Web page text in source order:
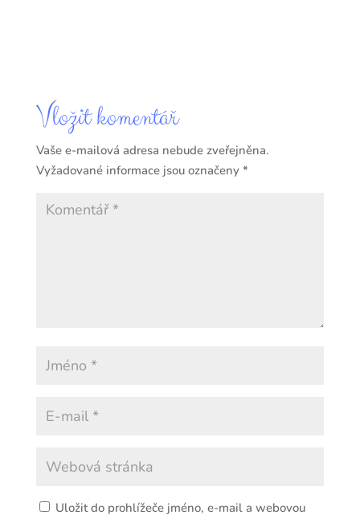
Vložit komentář
Vaše e-mailová adresa nebude zveřejněna.
Vyžadované informace jsou označeny *
Uložit do prohlížeče jméno, e-mail a webovou